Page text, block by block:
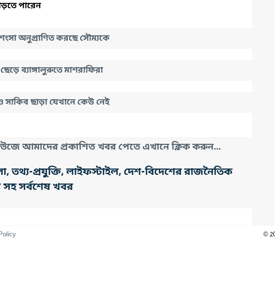
পারেন
অনুপ্রাণিত করছে সৌম্যকে
ব্যাঙ্গালুরুতে মাশরাফিরা
সাকিব ছাড়া যেখানে কেউ নেই
আমাদের প্রকাশিত খবর পেতে এখানে ক্লিক করুন...
তথ্য-প্রযুক্তি, লাইফস্টাইল, দেশ-বিদেশের রাজনৈতিক
সহ সর্বশেষ খবর
©